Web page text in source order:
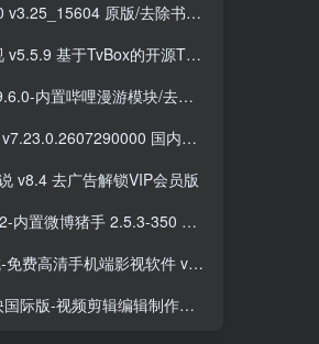
原版/去除书源限制/内置书源版 及 2025.09月书源
于TvBox的开源TV盒子&安卓影视播放器
置哔哩漫游模块/去广告精简优化版
国内版/国际版 解锁本地会员
v8.4 去广告解锁VIP会员版
猪手 2.5.3-350 去广告净化模块-支持安卓15
清手机端影视软件 v3.5.1 去广告纯净版
频剪辑编辑制作工具 v18.8.0 解锁专业版